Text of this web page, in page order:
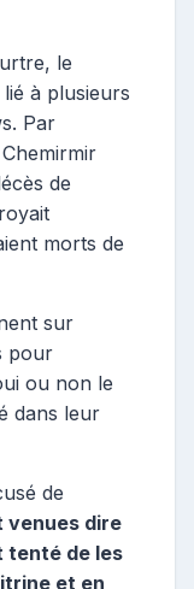
le
à plusieurs
Par
de
morts de
sur
pour
ou non le
dans leur
de
venues dire
tenté de les
et en